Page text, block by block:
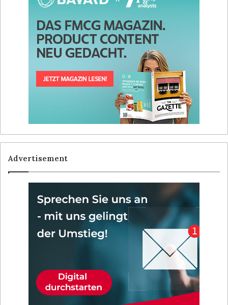
Advertisement